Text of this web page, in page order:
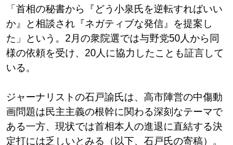
「首相の秘書から『どう小泉氏を逆転すればいい
か』と相談され『ネガティブな発信』を提案し
た」という。2月の衆院選では与野党50人から同
様の依頼を受け、20人に協力したことも証言して
いる。
ジャーナリストの石戸諭氏は、高市陣営の中傷動
画問題は民主主義の根幹に関わる深刻なテーマで
ある一方、現状では首相本人の進退に直結する決
定打には乏しいとみる（以下、石戸氏の寄稿）。